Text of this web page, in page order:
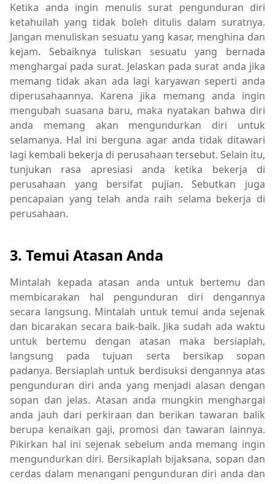
Ketika anda ingin menulis surat pengunduran diri
ketahuilah yang tidak boleh ditulis dalam suratnya.
Jangan menuliskan sesuatu yang kasar, menghina dan
kejam. Sebaiknya tuliskan sesuatu yang bernada
menghargai pada surat. Jelaskan pada surat anda jika
memang tidak akan ada lagi karyawan seperti anda
diperusahaannya. Karena jika memang anda ingin
mengubah suasana baru, maka nyatakan bahwa diri
anda memang akan mengundurkan diri untuk
selamanya. Hal ini berguna agar anda tidak ditawari
lagi kembali bekerja di perusahaan tersebut. Selain itu,
tunjukan rasa apresiasi anda ketika bekerja di
perusahaan yang bersifat pujian. Sebutkan juga
pencapaian yang telah anda raih selama bekerja di
perusahaan.
3. Temui Atasan Anda
Mintalah kepada atasan anda untuk bertemu dan
membicarakan hal pengunduran diri dengannya
secara langsung. Mintalah untuk temui anda sejenak
dan bicarakan secara baik-baik. Jika sudah ada waktu
untuk bertemu dengan atasan maka bersiaplah,
langsung pada tujuan serta bersikap sopan
padanya. Bersiaplah untuk berdisuksi dengannya atas
pengunduran diri anda yang menjadi alasan dengan
sopan dan jelas. Atasan anda mungkin menghargai
anda jauh dari perkiraan dan berikan tawaran balik
berupa kenaikan gaji, promosi dan tawaran lainnya.
Pikirkan hal ini sejenak sebelum anda memang ingin
mengundurkan diri. Bersikaplah bijaksana, sopan dan
cerdas dalam menangani pengunduran diri anda dan